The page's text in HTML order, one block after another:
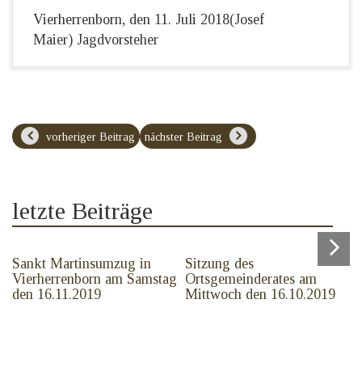
Vierherrenborn, den 11. Juli 2018(Josef
Maier) Jagdvorsteher
vorheriger Beitrag nächster Beitrag
letzte Beiträge
Sankt Martinsumzug in
Vierherrenborn am Samstag
den 16.11.2019
Sitzung des
Ortsgemeinderates am
Mittwoch den 16.10.2019